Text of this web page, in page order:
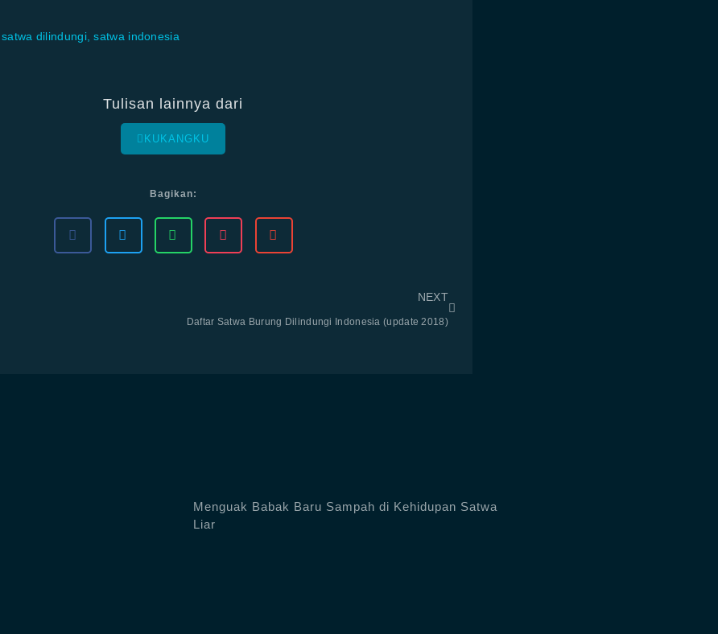
,satwa dilindungi,satwa indonesia
Tulisan lainnya dari
KUKANGKU
Bagikan:
NEXT
Daftar Satwa Burung Dilindungi Indonesia (update 2018)
Menguak Babak Baru Sampah di Kehidupan Satwa
Liar